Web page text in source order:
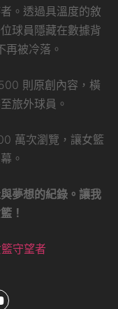
。透過具溫度的敘
球員隱藏在數據背
再被冷落。
則原創內容，橫
旅外球員。
萬次瀏覽，讓女籃
。
夢想的紀錄。讓我
！
守望者